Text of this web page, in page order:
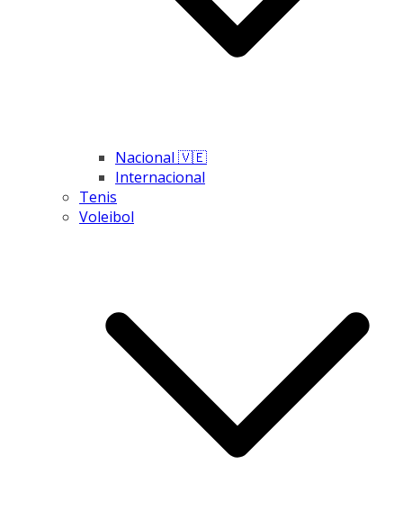
Nacional 🇻🇪
Internacional
Tenis
Voleibol